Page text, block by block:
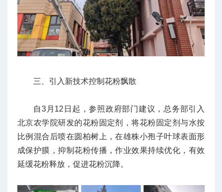
三、引入新技术控制花粉飘散
自3月12日起，参照政府部门建议，总务部引入
北京农学院研发的花粉固定剂，将花粉固定剂与水按
比例混合后喷在圆柏树上，在雄株小孢子叶球表面形
成保护膜，抑制花粉传播，作业效果持续优化，有效
延缓花粉释放，促进花粉沉降。